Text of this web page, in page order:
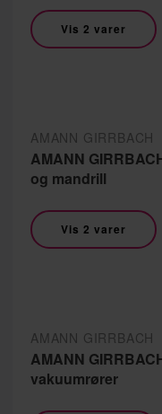
Vis 2 varer
AMANN GIRRBACH
AMANN
og mandrill
Vis 2 varer
AMANN GIRRBACH
AMANN
vakuumrører